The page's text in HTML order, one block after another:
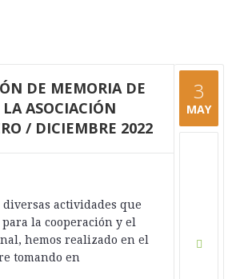
DE MEMORIA DE
ASOCIACIÓN
/ DICIEMBRE 2022
diversas actividades que
para la cooperación y el
hemos realizado en el
tomando en
3
MAY